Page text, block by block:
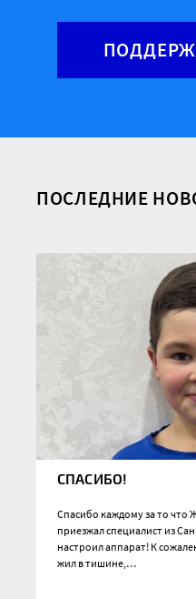
ПОСЛЕДНИЕ
СПАСИБО!
Спасибо каждому за то что
приезжал специалист из
настроил аппарат! К
жил в тишине,…